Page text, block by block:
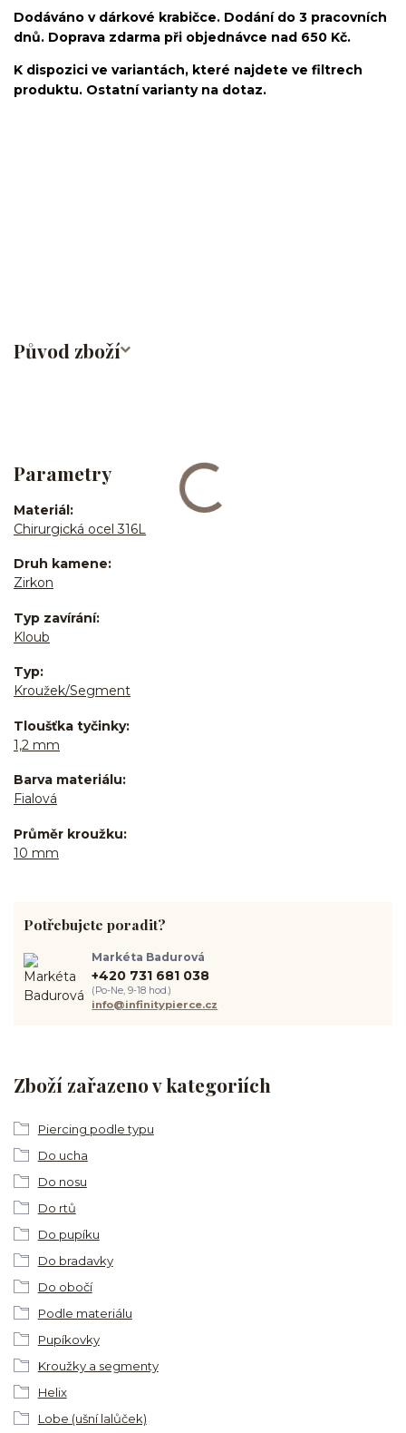
Dodáváno v dárkové krabičce. Dodání do 3 pracovních
dnů. Doprava zdarma při objednávce nad 650 Kč.
K dispozici ve variantách, které najdete ve filtrech
produktu. Ostatní varianty na dotaz.
Původ zboží
Parametry
Materiál
Chirurgická ocel 316L
Druh kamene
Zirkon
Typ zavírání
Kloub
Typ
Kroužek/Segment
Tloušťka tyčinky
1,2 mm
Barva materiálu
Fialová
Průměr kroužku
10 mm
Zboží zařazeno v kategoriích
Piercing podle typu
Do ucha
Do nosu
Do rtů
Do pupíku
Do bradavky
Do obočí
Podle materiálu
Pupíkovky
Kroužky a segmenty
Helix
Lobe (ušní lalůček)
Potřebujete poradit?
Markéta Badurová
+420 731 681 038
(Po-Ne, 9-18 hod.)
info@infinitypierce.cz